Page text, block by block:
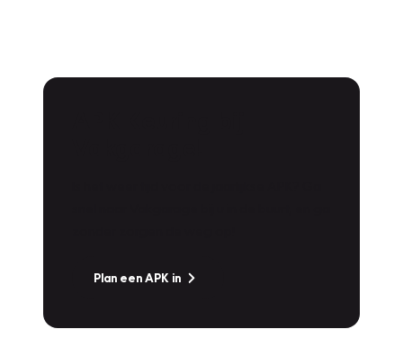
Plan een APK in